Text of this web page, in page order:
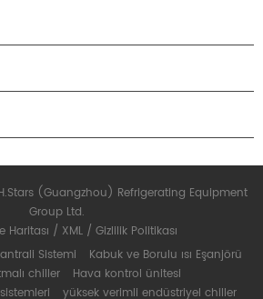
(Guangzhou) Refrigerating Equipment
Group Ltd.
Haritası / XML / Gizlilik Politikası
Sistemi
Kabuk ve Borulu ısı Eşanjörü
chiller
Hava kontrol ünitesi
yüksek verimli endüstriyel chiller